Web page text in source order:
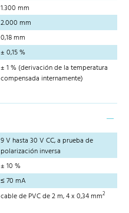
1.300 mm
2.000 mm
0,18 mm
± 0,15 %
± 1 % (derivación de la temperatura
compensada internamente)
9 V hasta 30 V CC, a prueba de
polarización inversa
± 10 %
≤ 70 mA
cable de PVC de 2 m, 4 x 0,34 mm2